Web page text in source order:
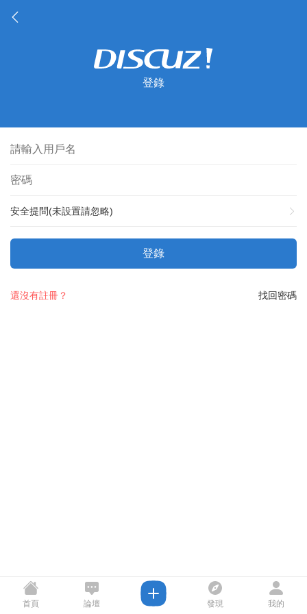
登錄
安全提問(未設置請忽略)
登錄
找回密碼
還沒有註冊？
首頁 論壇 發現 我的